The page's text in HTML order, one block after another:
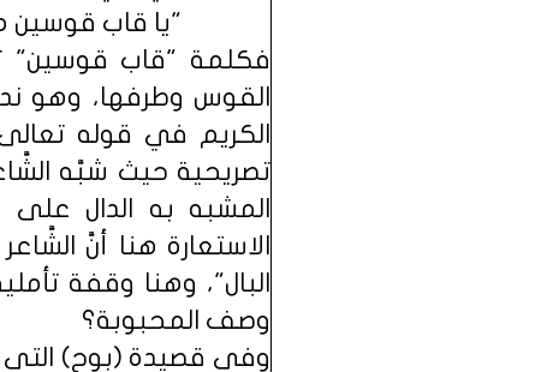
"يا قاب قوسين
فكلمة "قاب قوسين"
القوس وطرفها، وهو
تصريحية حيث شبَّه
المشبه به الدال
الاستعارة هنا أنَّ
البال"، وهنا وقفة
وصف المحبوبة؟
وفي قصيدة (بوح) التي